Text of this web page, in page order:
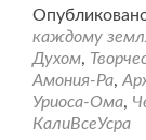
каждому
Духом,
Амония-Ра,
Уриоса-Ома,
КалиВсеУсра